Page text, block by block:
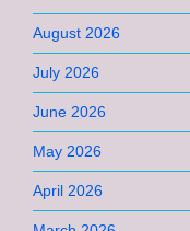
August 2026
July 2026
June 2026
May 2026
April 2026